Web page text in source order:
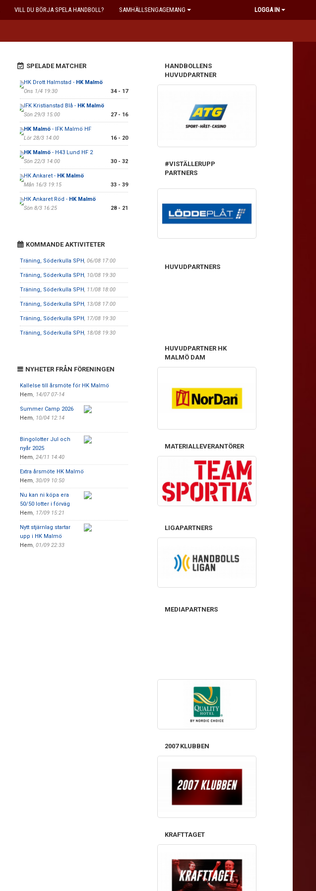
VILL DU BÖRJA SPELA HANDBOLL? SAMHÄLLSENGAGEMANG LOGGA IN
SPELADE MATCHER
HK Drott Halmstad - HK Malmö
Ons 1/4 19:30
34 - 17
IFK Kristianstad Blå - HK Malmö
Sön 29/3 15:00
27 - 16
HK Malmö- IFK Malmö HF
Lör 28/3 14:00
16 - 20
HK Malmö- H43 Lund HF 2
Sön 22/3 14:00
30 - 32
HK Ankaret - HK Malmö
Mån 16/3 19:15
33 - 39
HK Ankaret Röd - HK Malmö
Sön 8/3 16:25
28 - 21
KOMMANDE AKTIVITETER
Träning, Söderkulla SPH, 06/08 17:00
Träning, Söderkulla SPH, 10/08 19:30
Träning, Söderkulla SPH, 11/08 18:00
Träning, Söderkulla SPH, 13/08 17:00
Träning, Söderkulla SPH, 17/08 19:30
Träning, Söderkulla SPH, 18/08 19:30
NYHETER FRÅN FÖRENINGEN
Kallelse till årsmöte för HK Malmö
Hem, 14/07 07-14
Summer Camp 2026
Hem, 10/04 12:14
Bingolotter Jul och
nyår 2025
Hem, 24/11 14:40
Extra årsmöte HK Malmö
Hem, 30/09 10:50
Nu kan ni köpa era
50/50 lotter i förväg
Hem, 17/09 15:21
Nytt stjärnlag startar
upp i HK Malmö
Hem, 01/09 22:33
HANDBOLLENS
HUVUDPARTNER
#VISTÄLLERUPP
PARTNERS
HUVUDPARTNERS
HUVUDPARTNER HK
MALMÖ DAM
MATERIALLEVERANTÖRER
LIGAPARTNERS
MEDIAPARTNERS
2007 KLUBBEN
KRAFTTAGET